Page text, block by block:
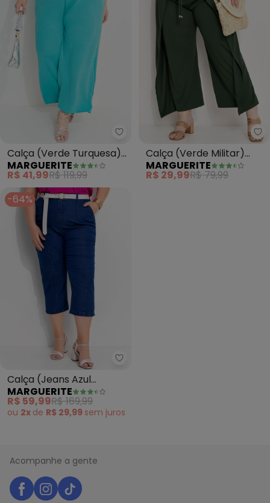
Marguerite - Calça (Verde
Calça (Verde Turquesa)
em Malha Anarruga
MARGUERITE
R$ 41,99R$ 119,99
Calça (Verde Militar)
com Sobreposição
MARGUERITE
R$ 29,99R$ 79,99
-64%
Marguerite - Calça (Jeans Azul
Calça (Jeans Azul
Escuro) em Jeans
MARGUERITE
R$ 59,99R$ 169,99
ou 2x de R$ 29,99 sem juros
Acompanhe a gente